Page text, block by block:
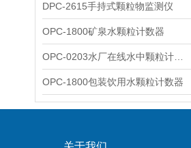
DPC-2615手持式颗粒物监测仪
OPC-1800矿泉水颗粒计数器
OPC-1800包装饮用水颗粒计数器